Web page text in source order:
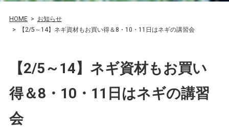
HOME
お知らせ
【2/5～14】ネギ資材もお買い得＆8・10・11日はネギの講習会
【2/5～14】ネギ資材もお買い
得＆8・10・11日はネギの講習
会